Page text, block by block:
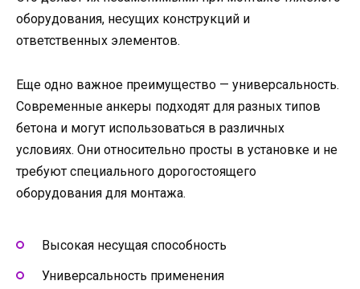
оборудования, несущих конструкций и
ответственных элементов.
Еще одно важное преимущество — универсальность.
Современные анкеры подходят для разных типов
бетона и могут использоваться в различных
условиях. Они относительно просты в установке и не
требуют специального дорогостоящего
оборудования для монтажа.
Высокая несущая способность
Универсальность применения